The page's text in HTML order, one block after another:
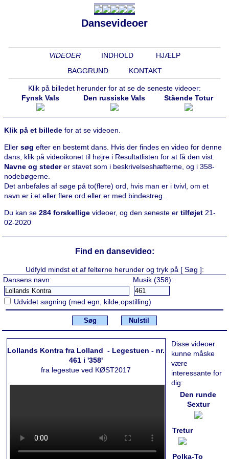
Dansevideoer
VIDEOER INDHOLD
HJÆLP
BAGGRUND
KONTAKT
Klik på billedet herunder for at se de seneste videoer:
Fynsk Vals
Den russiske Vals Stående Totur
Klik på et billede for at se videoen.
Eller søg efter en bestemt dans. Hvis der findes en video for denne
dans, klik på videoikonet til højre i Resultatlisten for at få den vist:
Navne og stederer stavet som i beskrivelseshæfterne, og i 358-
nodebøgerne.
Det anbefales af søge på to(flere) ord, hvis man er i tvivl, om et
navn er i et eller flere ord eller er med bindestreg.
Du kan se 284 forskellige videoer, og den seneste er tilføjet 21-
02-2020
Find en dansevideo:
Udfyld mindst et af felterne herunder og tryk på [ Søg ]:
Dansens navn:
Musik (358):
Udvidet søgning (med egn, kilde,opstilling)
Søg Nulstil
Disse videoer
kunne måske
være
interessante for
dig:
Den runde
Sextur
Tretur
Polka-To
Lollands Kontra fra Lolland - Legestuen - nr.
461 i '358'
fra legestue ved KØST2017